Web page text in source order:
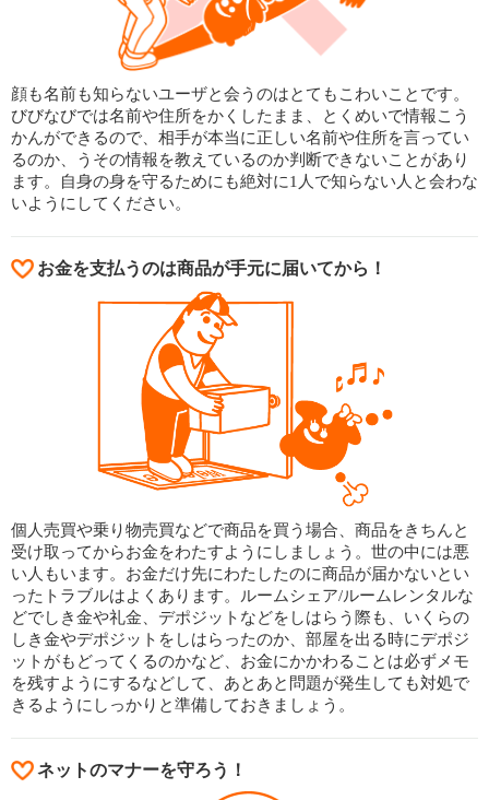
顔も名前も知らないユーザと会うのはとてもこわいことです。
びびなびでは名前や住所をかくしたまま、とくめいで情報こう
かんができるので、相手が本当に正しい名前や住所を言ってい
るのか、うその情報を教えているのか判断できないことがあり
ます。自身の身を守るためにも絶対に1人で知らない人と会わな
いようにしてください。
お金を支払うのは商品が手元に届いてから！
個人売買や乗り物売買などで商品を買う場合、商品をきちんと
受け取ってからお金をわたすようにしましょう。世の中には悪
い人もいます。お金だけ先にわたしたのに商品が届かないとい
ったトラブルはよくあります。ルームシェア/ルームレンタルな
どでしき金や礼金、デポジットなどをしはらう際も、いくらの
しき金やデポジットをしはらったのか、部屋を出る時にデポジ
ットがもどってくるのかなど、お金にかかわることは必ずメモ
を残すようにするなどして、あとあと問題が発生しても対処で
きるようにしっかりと準備しておきましょう。
ネットのマナーを守ろう！